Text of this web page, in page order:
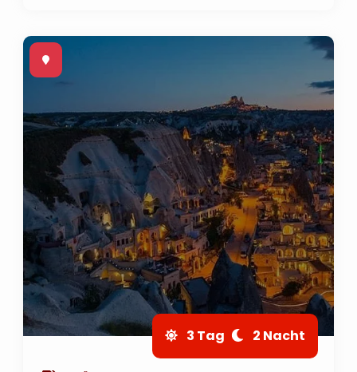
3 Tag 2 Nacht